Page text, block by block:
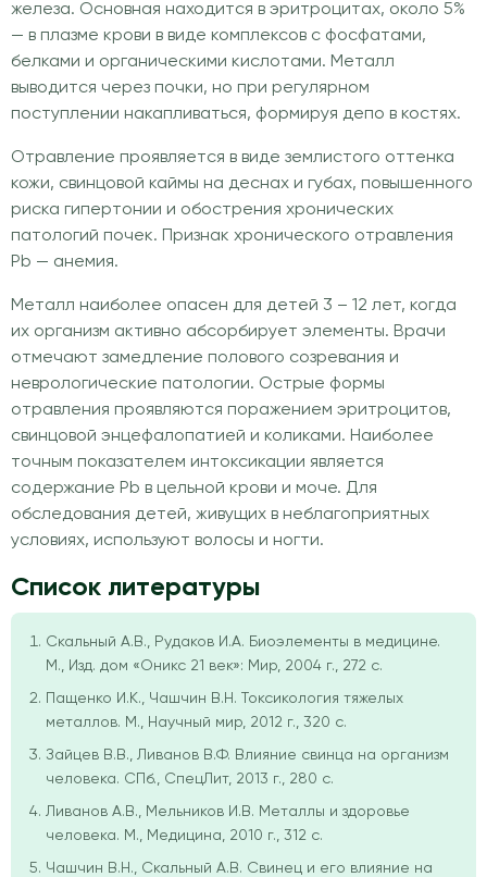
железа. Основная находится в эритроцитах, около 5%
— в плазме крови в виде комплексов с фосфатами,
белками и органическими кислотами. Металл
выводится через почки, но при регулярном
поступлении накапливаться, формируя депо в костях.
Отравление проявляется в виде землистого оттенка
кожи, свинцовой каймы на деснах и губах, повышенного
риска гипертонии и обострения хронических
патологий почек. Признак хронического отравления
Pb — анемия.
Металл наиболее опасен для детей 3 – 12 лет, когда
их организм активно абсорбирует элементы. Врачи
отмечают замедление полового созревания и
неврологические патологии. Острые формы
отравления проявляются поражением эритроцитов,
свинцовой энцефалопатией и коликами. Наиболее
точным показателем интоксикации является
содержание Pb в цельной крови и моче. Для
обследования детей, живущих в неблагоприятных
условиях, используют волосы и ногти.
Список литературы
Скальный А.В., Рудаков И.А. Биоэлементы в медицине.
М., Изд. дом «Оникс 21 век»: Мир, 2004 г., 272 с.
Пащенко И.К., Чашчин В.Н. Токсикология тяжелых
металлов. М., Научный мир, 2012 г., 320 с.
Зайцев В.В., Ливанов В.Ф. Влияние свинца на организм
человека. СПб., СпецЛит, 2013 г., 280 с.
Ливанов А.В., Мельников И.В. Металлы и здоровье
человека. М., Медицина, 2010 г., 312 с.
Чашчин В.Н., Скальный А.В. Свинец и его влияние на